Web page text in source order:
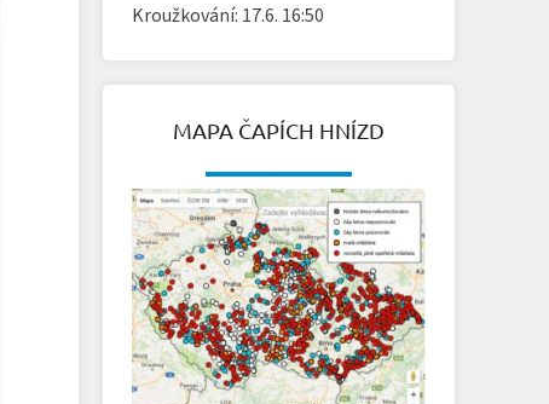
Kroužkování: 17.6. 16:50
MAPA ČAPÍCH HNÍZD